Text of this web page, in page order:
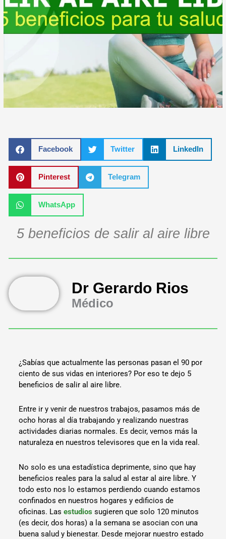
Facebook Twitter LinkedIn
Pinterest Telegram
WhatsApp
5 beneficios de salir al aire libre
Dr Gerardo Rios
Médico
¿Sabías que actualmente las personas pasan el 90 por
ciento de sus vidas en interiores? Por eso te dejo 5
beneficios de salir al aire libre.
Entre ir y venir de nuestros trabajos, pasamos más de
ocho horas al día trabajando y realizando nuestras
actividades diarias normales. Es decir, vemos más la
naturaleza en nuestros televisores que en la vida real.
No solo es una estadística deprimente, sino que hay
beneficios reales para la salud al estar al aire libre. Y
todo esto nos lo estamos perdiendo cuando estamos
confinados en nuestros hogares y edificios de
oficinas. Lasestudios sugieren que solo 120 minutos
(es decir, dos horas) a la semana se asocian con una
buena salud y bienestar. Desde mejorar nuestro estado